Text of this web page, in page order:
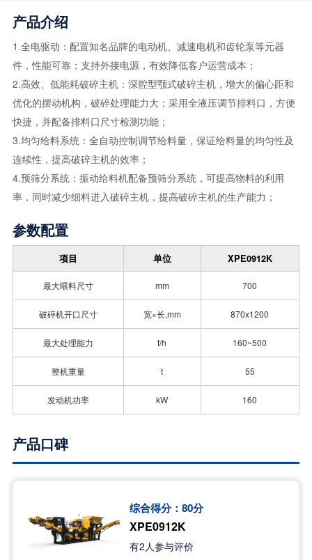
产品介绍
1.全电驱动：配置知名品牌的电动机、减速电机和齿轮泵等元器
件，性能可靠；支持外接电源，有效降低客户运营成本；
2.高效、低能耗破碎主机：深腔型颚式破碎主机，增大的偏心距和
优化的摆动机构，破碎处理能力大；采用全液压调节排料口，方便
快捷，并配备排料口尺寸检测功能；
3.均匀给料系统：全自动控制调节给料量，保证给料量的均匀性及
连续性，提高破碎主机的效率；
4.预筛分系统：振动给料机配备预筛分系统，可提高物料的利用
率，同时减少细料进入破碎主机，提高破碎主机的生产能力；
参数配置
项目 单位 XPE0912K
最大喂料尺寸 mm 700
破碎机开口尺寸 宽×长,mm 870x1200
最大处理能力 t/h 160~500
整机重量 t 55
发动机功率 kW 160
产品口碑
综合得分： 80分
XPE0912K
有2 人参与评价